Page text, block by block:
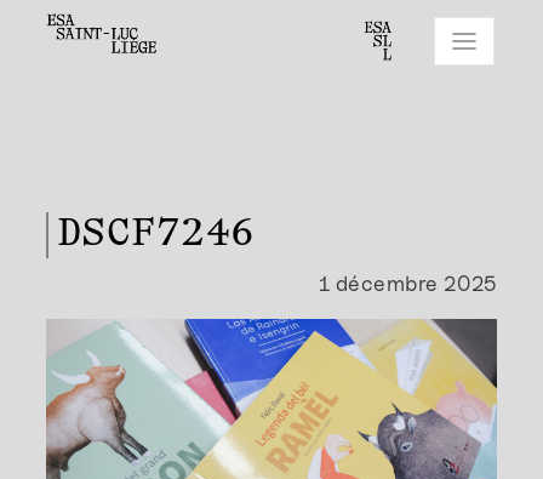
DSCF7246
1 décembre 2025